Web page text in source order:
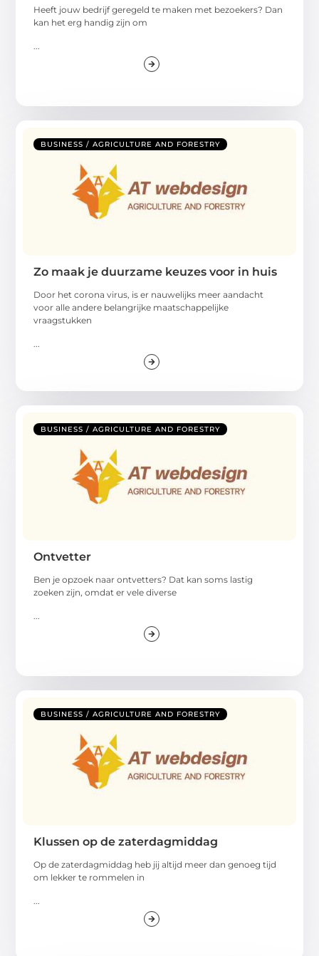
Heeft jouw bedrijf geregeld te maken met bezoekers? Dan
kan het erg handig zijn om
BUSINESS / AGRICULTURE AND FORESTRY
Zo maak je duurzame keuzes voor in huis
Door het corona virus, is er nauwelijks meer aandacht
voor alle andere belangrijke maatschappelijke
vraagstukken
BUSINESS / AGRICULTURE AND FORESTRY
Ontvetter
Ben je opzoek naar ontvetters? Dat kan soms lastig
zoeken zijn, omdat er vele diverse
BUSINESS / AGRICULTURE AND FORESTRY
Klussen op de zaterdagmiddag
Op de zaterdagmiddag heb jij altijd meer dan genoeg tijd
om lekker te rommelen in